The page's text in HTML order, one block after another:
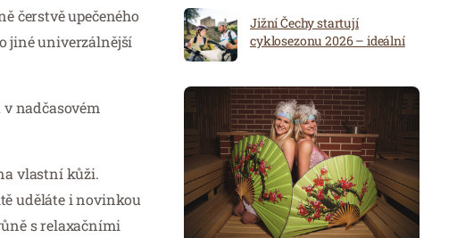
čerstvě upečeného
jiné univerzálnější
nadčasovém
vlastní kůži.
uděláte i novinkou
s relaxačními
Jižní Čechy startují
cyklosezonu 2026 – ideální